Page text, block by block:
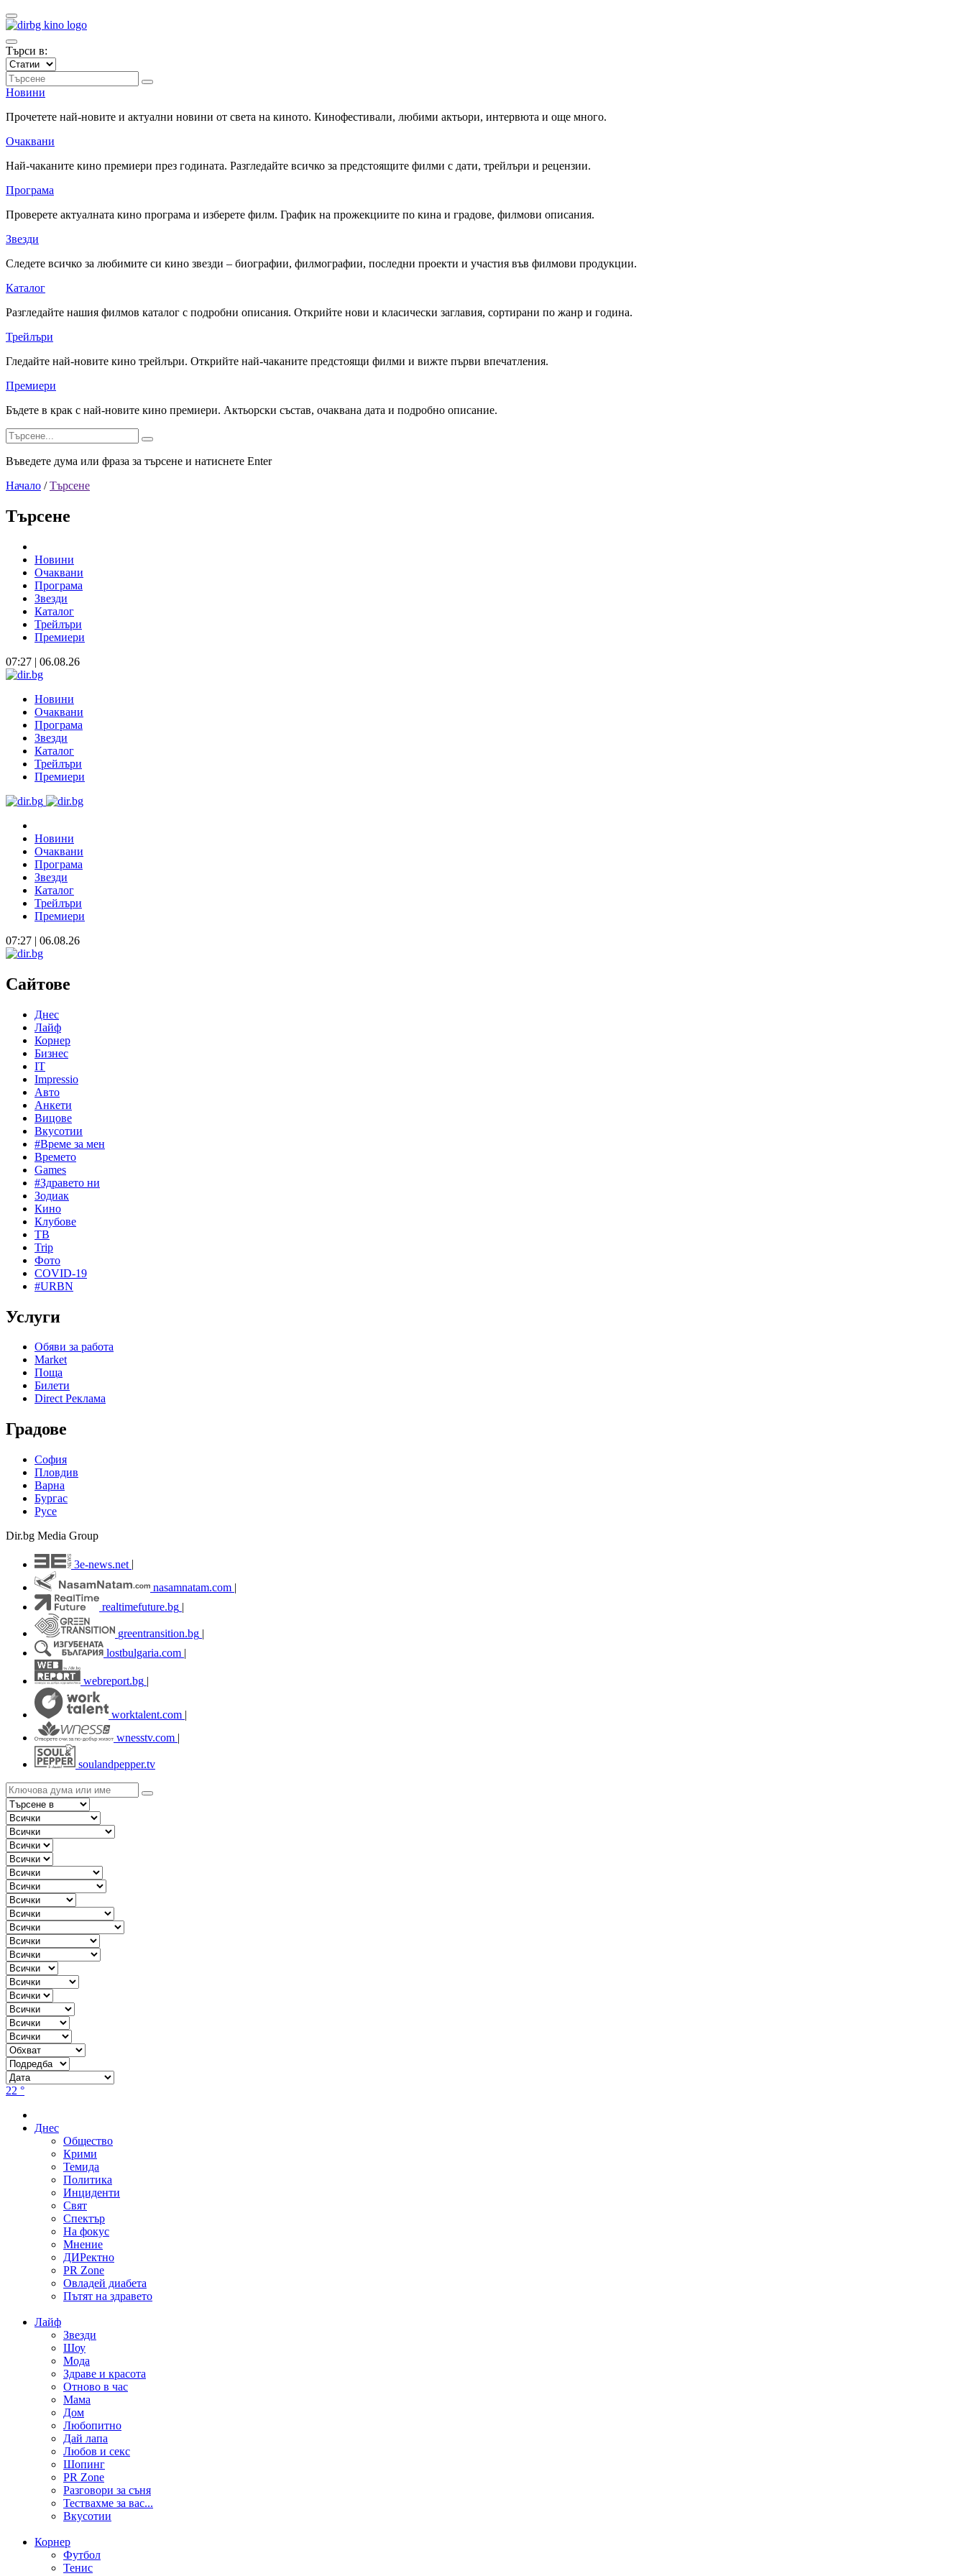
Търси в:
Новини
Прочетете най-новите и актуални новини от света на киното. Кинофестивали, любими актьори, интервюта и още много.
Очаквани
Най-чаканите кино премиери през годината. Разгледайте всичко за предстоящите филми с дати, трейлъри и рецензии.
Програма
Проверете актуалната кино програма и изберете филм. График на прожекциите по кина и градове, филмови описания.
Звезди
Следете всичко за любимите си кино звезди – биографии, филмографии, последни проекти и участия във филмови продукции.
Каталог
Разгледайте нашия филмов каталог с подробни описания. Открийте нови и класически заглавия, сортирани по жанр и година.
Трейлъри
Гледайте най-новите кино трейлъри. Открийте най-чаканите предстоящи филми и вижте първи впечатления.
Премиери
Бъдете в крак с най-новите кино премиери. Актьорски състав, очаквана дата и подробно описание.
Въведете дума или фраза за търсене и натиснете Enter
Начало / Търсене
Търсене
Новини
Очаквани
Програма
Звезди
Каталог
Трейлъри
Премиери
07:27 | 06.08.26
Новини
Очаквани
Програма
Звезди
Каталог
Трейлъри
Премиери
Новини
Очаквани
Програма
Звезди
Каталог
Трейлъри
Премиери
07:27 | 06.08.26
Сайтове
Днес
Лайф
Корнер
Бизнес
IT
Impressio
Авто
Анкети
Вицове
Вкусотии
#Време за мен
Времето
Games
#Здравето ни
Зодиак
Кино
Клубове
ТВ
Trip
Фото
COVID-19
#URBN
Услуги
Обяви за работа
Market
Поща
Билети
Direct Реклама
Градове
София
Пловдив
Варна
Бургас
Русе
Dir.bg Media Group
3e-news.net
nasamnatam.com |
realtimefuture.bg |
greentransition.bg |
lostbulgaria.com |
webreport.bg |
worktalent.com |
wnesstv.com |
soulandpepper.tv
22 °
Днес
Общество
Крими
Темида
Политика
Инциденти
Свят
Спектър
На фокус
Мнение
ДИРектно
PR Zone
Овладей диабета
Пътят на здравето
Лайф
Звезди
Шоу
Мода
Здраве и красота
Отново в час
Мама
Дом
Любопитно
Дай лапа
Любов и секс
Шопинг
PR Zone
Разговори за съня
Тествахме за вас...
Вкусотии
Корнер
Футбол
Тенис